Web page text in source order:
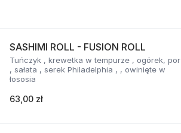
SASHIMI ROLL - FUSION ROLL
Tuńczyk , krewetka w tempurze , ogórek, por
, sałata , serek Philadelphia , , owinięte w
łososia
63,00 zł